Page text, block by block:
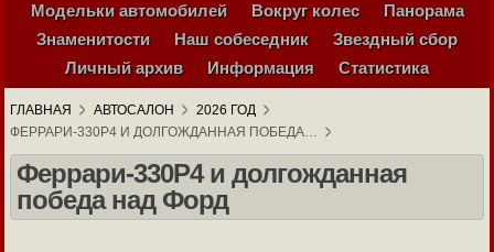
Модельки автомобилей
Вокруг колес
Панорама
Знаменитости
Наш собеседник
Звездный сбор
Личный архив
Информация Статистика
ГЛАВНАЯ АВТОСАЛОН
2026 ГОД
ФЕРРАРИ-330Р4 И ДОЛГОЖДАННАЯ ПОБЕДА…
Феррари-330Р4 и долгожданная
победа над Форд